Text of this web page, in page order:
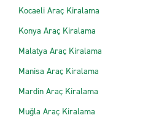
Kocaeli Araç Kiralama
Konya Araç Kiralama
Malatya Araç Kiralama
Manisa Araç Kiralama
Mardin Araç Kiralama
Muğla Araç Kiralama